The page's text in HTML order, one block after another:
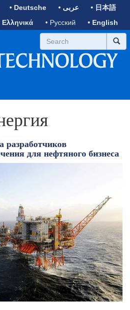
• Deutsche • عربى
• 日本語
Ελληνικά • Русский • English
разработчиков
для нефтяного бизнеса